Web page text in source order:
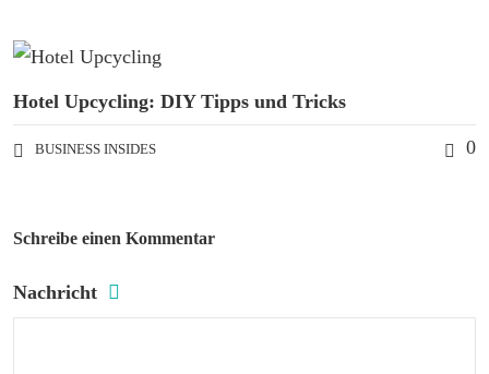
Hotel Upcycling: DIY Tipps und Tricks
BUSINESS INSIDES 0
Schreibe einen Kommentar
Nachricht